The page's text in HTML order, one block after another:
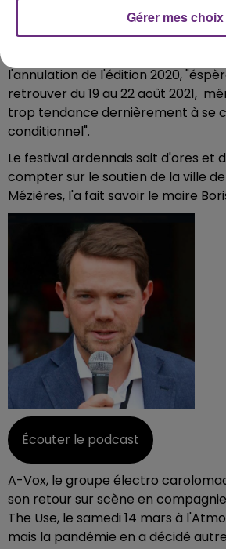
C'est donc une année blanche qui
monde du spectacle.
l'annulation de l'édition 2020,
retrouver du 19 au 22 août 2021,
trop tendance dernièrement à se
conditionnel".
Le festival ardennais sait d'ores et
compter sur le soutien de la ville
Mézières, l'a fait savoir le maire
Écouter le podcast
A-Vox, le groupe électro
son retour sur scène en
The Use, le samedi 14 mars à
mais la pandémie en a décidé
Gérer mes choix